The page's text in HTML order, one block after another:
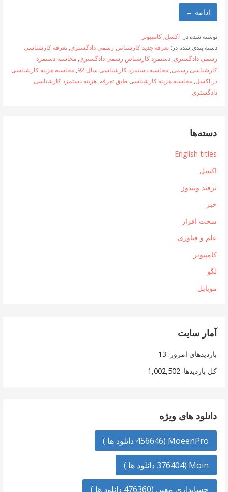
ادامه ←
نوشته شده در: اکسل, کامپیوتر
دسته بندی شده در: تعرفه جدید کارشناس رسمی دادگستری, تعرفه کارشناسی
رسمی دادگستری, دستمزد کارشناس رسمی دادگستری, محاسبه دستمزد
کارشناسی رسمی, محاسبه دستمزد کارشناسی سال 92 , محاسبه هزینه کارشناسی
در اکسل, محاسبه هزینه کارشناسی طبق تعرفه, هزینه دستمزد کارشناسی
دادگستری
دسته‌ها
English titles
اکسل
ترفند ویندوز
خبر
سخت افزار
علم و فناوری
کامپیوتر
لگو
موبایل
آمار سایت
بازدیدهای امروز: 13
کل بازدیدها:1,002,502
دانلود های ویژه
MoeenPro (456646 دانلود ها )
Moin (376404 دانلود ها )
حسابداری معین (476360 دانلود ها )